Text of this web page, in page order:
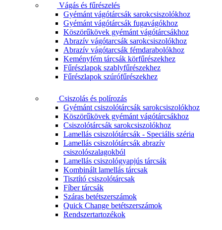
Vágás és fűrészelés
Gyémánt vágótárcsák sarokcsiszolókhoz
Gyémánt vágótárcsák fugavágókhoz
Köszörűkövek gyémánt vágótárcsákhoz
Abrazív vágótarcsák sarokcsiszolókhoz
Abrazív vágótarcsák fémdarabolókhoz
Keményfém tárcsák körfűrészekhez
Fűrészlapok szablyfűrészekhez
Fűrészlapok szúrófűrészekhez
Csiszolás és polírozás
Gyémánt csiszolótárcsák sarokcsiszolókhoz
Köszörűkövek gyémánt vágótárcsákhoz
Csiszolótárcsák sarokcsiszolókhoz
Lamellás csiszolótárcsák - Speciális széria
Lamellás csiszolótárcsák abrazív
csiszolószalagokból
Lamellás csiszológyapjús tárcsák
Kombinált lamellás tárcsak
Tisztító csiszolótárcsak
Fíber tárcsák
Száras betétszerszámok
Quick Change betétszerszámok
Rendszertartozékok